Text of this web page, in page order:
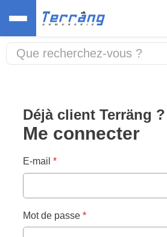
Déjà client Terräng ?
Me connecter
E-mail
Mot de passe